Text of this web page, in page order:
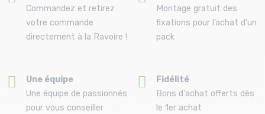
Commandez et retirez
votre commande
directement à la Ravoire !
Montage gratuit des
fixations pour l’achat d'un
pack
Une équipe
Une équipe de passionnés
pour vous conseiller
Fidélité
Bons d'achat offerts dès
le 1er achat